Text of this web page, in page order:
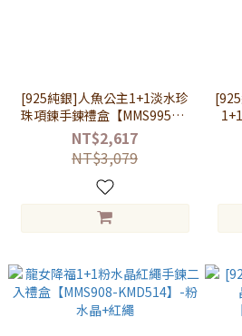
[925純銀]人魚公主1+1淡水珍
珠項鍊手鍊禮盒【MMS995】-
項鍊+手鍊
NT$2,617
NT$3,079